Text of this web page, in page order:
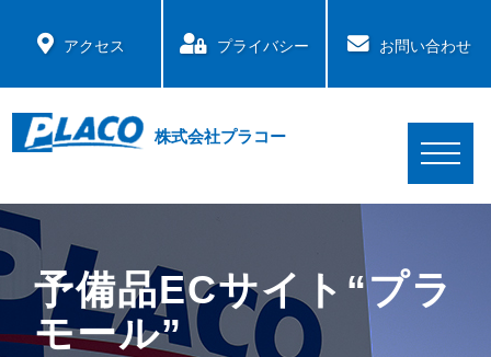
アクセス プライバシー お問い合わせ
株式会社プラコー
予備品ECサイト“プラ
モール”